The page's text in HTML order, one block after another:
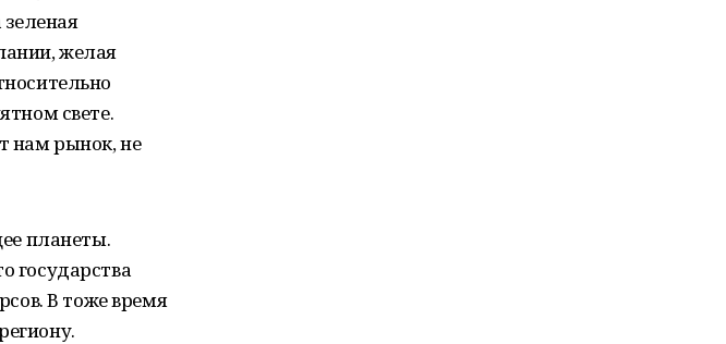
желая
свете.
нам рынок, не
планеты.
государства
В тоже время